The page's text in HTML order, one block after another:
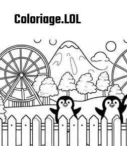
Coloriage.LOL